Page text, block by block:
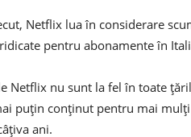
Netflix lua în considerare
pentru abonamente în
Netflix nu sunt la fel în toate
puţin conţinut pentru mai
ani.